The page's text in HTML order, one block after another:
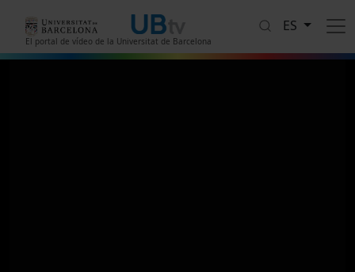
El portal de vídeo de la Universitat de Barcelona
ES